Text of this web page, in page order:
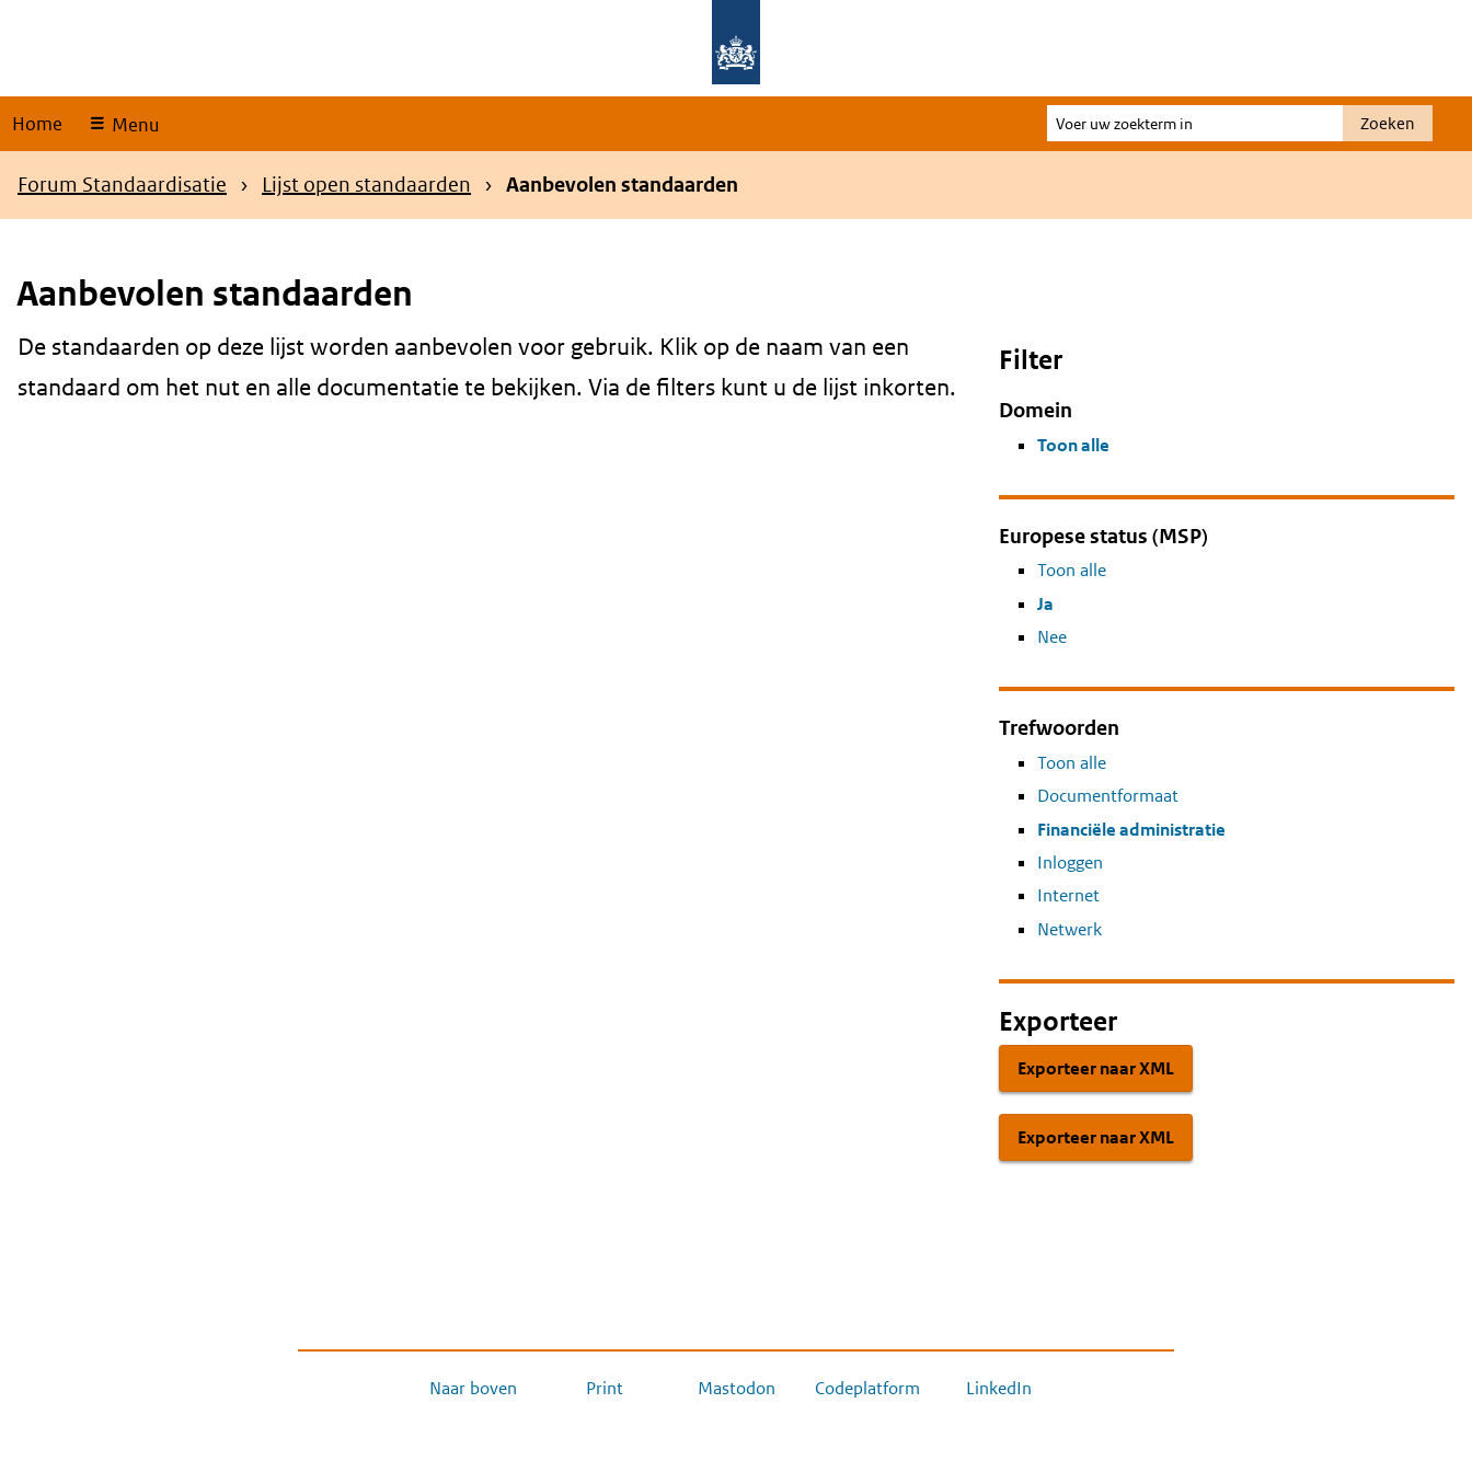
Home Menu
Voer
uw
Zoeken
Kruimelpad
Forum Standaardisatie Lijst open standaarden Aanbevolen standaarden
Aanbevolen standaarden
Content
De standaarden op deze lijst worden aanbevolen voor gebruik. Klik op de naam van een
standaard om het nut en alle documentatie te bekijken. Via de filters kunt u de lijst inkorten.
Filter
Domein
Toon alle
Europese status (MSP)
Toon alle
Ja
Nee
Trefwoorden
Toon alle
Documentformaat
Financiële administratie
Inloggen
Internet
Netwerk
Exporteer
Exporteer naar XML
Exporteer naar XML
Naar boven Print Mastodon Codeplatform LinkedIn